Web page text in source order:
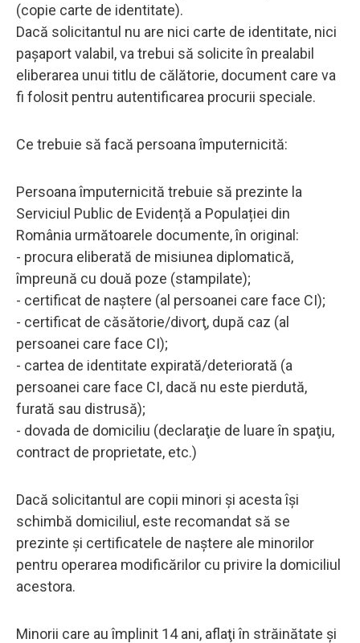
(copie carte de identitate).
Dacă solicitantul nu are nici carte de identitate, nici
paşaport valabil, va trebui să solicite în prealabil
eliberarea unui titlu de călătorie, document care va
fi folosit pentru autentificarea procurii speciale.
Ce trebuie să facă persoana împuternicită:
Persoana împuternicită trebuie să prezinte la
Serviciul Public de Evidență a Populației din
România următoarele documente, în original:
- procura eliberată de misiunea diplomatică,
împreună cu două poze (stampilate);
- certificat de naştere (al persoanei care face CI);
- certificat de căsătorie/divorţ, după caz (al
persoanei care face CI);
- cartea de identitate expirată/deteriorată (a
persoanei care face CI, dacă nu este pierdută,
furată sau distrusă);
- dovada de domiciliu (declaraţie de luare în spaţiu,
contract de proprietate, etc.)
Dacă solicitantul are copii minori şi acesta îşi
schimbă domiciliul, este recomandat să se
prezinte şi certificatele de naştere ale minorilor
pentru operarea modificărilor cu privire la domiciliul
acestora.
Minorii care au împlinit 14 ani, aflaţi în străinătate şi